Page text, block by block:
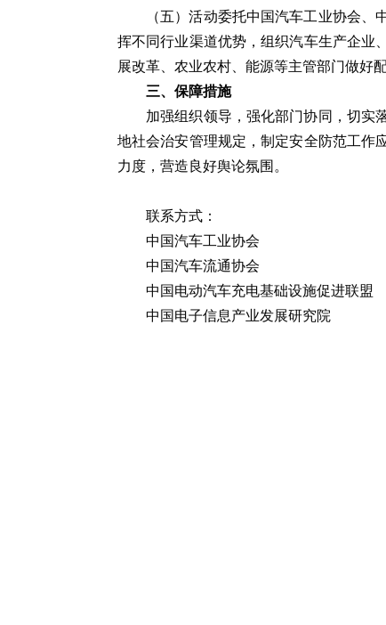
（五）活动委托中国汽车工业协会
挥不同行业渠道优势，组织汽车生产企业
展改革、农业农村、能源等主管部门做好配
三、保障措施
加强组织领导，强化部门协同，切实
地社会治安管理规定，制定安全防范工作
力度，营造良好舆论氛围。
联系方式：
中国汽车工业协会
中国汽车流通协会
中国电动汽车充电基础设施促进联盟
中国电子信息产业发展研究院